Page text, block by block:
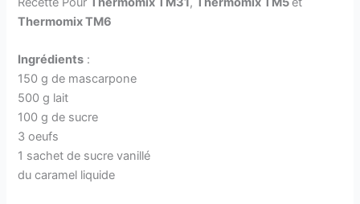
Thermomix TM6
Ingrédients :
150 g de mascarpone
500 g lait
100 g de sucre
3 oeufs
1 sachet de sucre vanillé
du caramel liquide